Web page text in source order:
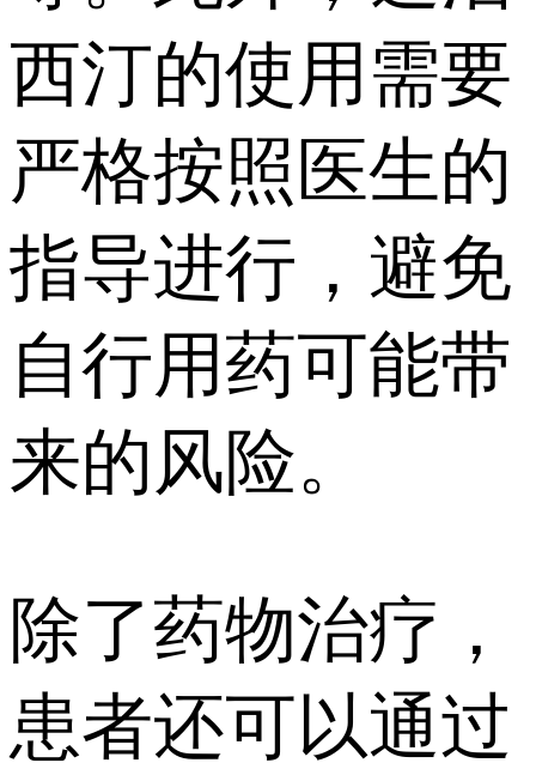
西汀的使用需要
严格按照医生的
指导进行，避免
自行用药可能带
来的风险。
除了药物治疗，
患者还可以通过